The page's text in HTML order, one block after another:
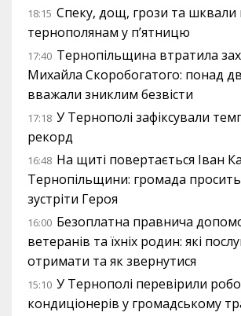
18:15 Спеку, дощ, грози та шквали
тернополянам у п’ятницю
17:40 Тернопільщина втратила
Михайла Скоробогатого: понад
вважали зниклим безвісти
17:18 У Тернополі зафіксували
рекорд
16:48 На щиті повертається Іван
Тернопільщини: громада просить
зустріти Героя
16:00 Безоплатна правнича
ветеранів та їхніх родин: які
отримати та як звернутися
15:10 У Тернополі перевірили
кондиціонерів у громадському